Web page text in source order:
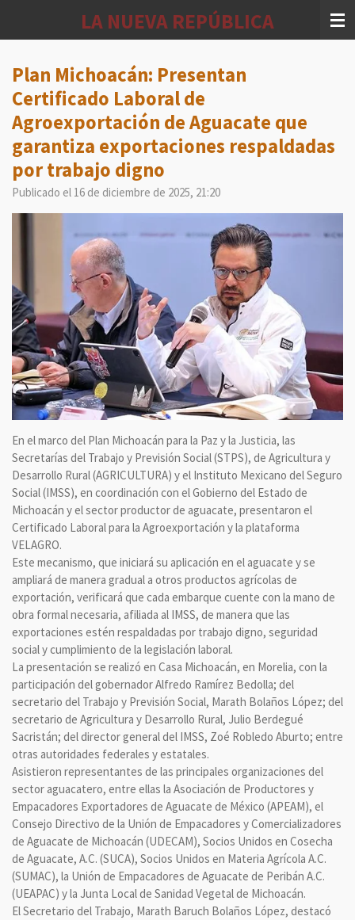
principal
LA NUEVA REPÚBLICA
Plan Michoacán: Presentan
Certificado Laboral de
Agroexportación de Aguacate que
garantiza exportaciones respaldadas
por trabajo digno
Publicado el 16 de diciembre de 2025, 21:20
En el marco del Plan Michoacán para la Paz y la Justicia, las
Secretarías del Trabajo y Previsión Social (STPS), de Agricultura y
Desarrollo Rural (AGRICULTURA) y el Instituto Mexicano del Seguro
Social (IMSS), en coordinación con el Gobierno del Estado de
Michoacán y el sector productor de aguacate, presentaron el
Certificado Laboral para la Agroexportación y la plataforma
VELAGRO.
Este mecanismo, que iniciará su aplicación en el aguacate y se
ampliará de manera gradual a otros productos agrícolas de
exportación, verificará que cada embarque cuente con la mano de
obra formal necesaria, afiliada al IMSS, de manera que las
exportaciones estén respaldadas por trabajo digno, seguridad
social y cumplimiento de la legislación laboral.
La presentación se realizó en Casa Michoacán, en Morelia, con la
participación del gobernador Alfredo Ramírez Bedolla; del
secretario del Trabajo y Previsión Social, Marath Bolaños López; del
secretario de Agricultura y Desarrollo Rural, Julio Berdegué
Sacristán; del director general del IMSS, Zoé Robledo Aburto; entre
otras autoridades federales y estatales.
Asistieron representantes de las principales organizaciones del
sector aguacatero, entre ellas la Asociación de Productores y
Empacadores Exportadores de Aguacate de México (APEAM), el
Consejo Directivo de la Unión de Empacadores y Comercializadores
de Aguacate de Michoacán (UDECAM), Socios Unidos en Cosecha
de Aguacate, A.C. (SUCA), Socios Unidos en Materia Agrícola A.C.
(SUMAC), la Unión de Empacadores de Aguacate de Peribán A.C.
(UEAPAC) y la Junta Local de Sanidad Vegetal de Michoacán.
El Secretario del Trabajo, Marath Baruch Bolaños López, destacó